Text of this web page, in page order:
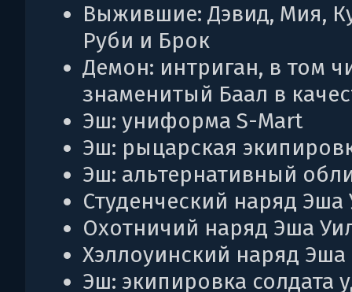
Выжившие: Дэвид, Мия,
Руби и Брок
Демон: интриган, в том
знаменитый Баал в
Эш: униформа S-Mart
Эш: рыцарская
Эш: альтернативный
Студенческий наряд Эша
Охотничий наряд Эша
Хэллоуинский наряд Эша
Эш: экипировка солдата